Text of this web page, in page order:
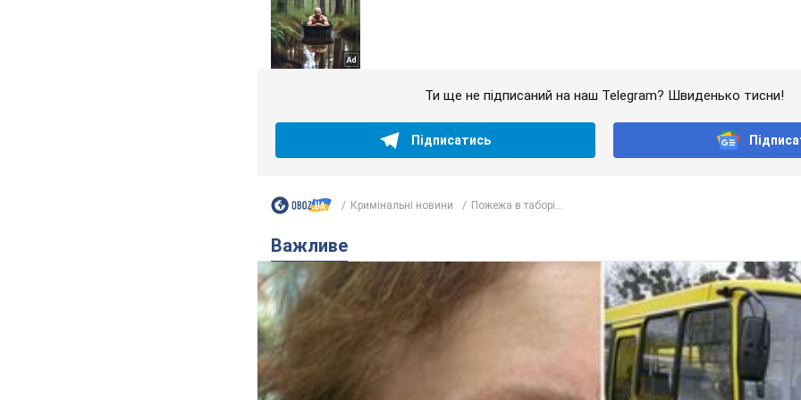
Ти ще не підписаний на наш Telegram? Швиденько тисни!
Підписатись
Кримінальні новини Пожежа в таборі...
Важливе